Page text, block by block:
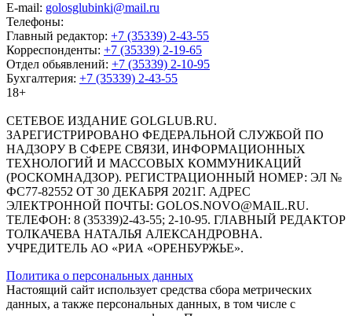
E-mail: golosglubinki@mail.ru
Телефоны:
Главный редактор: +7 (35339) 2-43-55
Корреспонденты: +7 (35339) 2-19-65
Отдел обьявлений: +7 (35339) 2-10-95
Бухгалтерия: +7 (35339) 2-43-55
18+
СЕТЕВОЕ ИЗДАНИЕ GOLGLUB.RU.
ЗАРЕГИСТРИРОВАНО ФЕДЕРАЛЬНОЙ СЛУЖБОЙ ПО
НАДЗОРУ В СФЕРЕ СВЯЗИ, ИНФОРМАЦИОННЫХ
ТЕХНОЛОГИЙ И МАССОВЫХ КОММУНИКАЦИЙ
(РОСКОМНАДЗОР). РЕГИСТРАЦИОННЫЙ НОМЕР: ЭЛ №
ФС77-82552 ОТ 30 ДЕКАБРЯ 2021Г. АДРЕС
ЭЛЕКТРОННОЙ ПОЧТЫ: GOLOS.NOVO@MAIL.RU.
ТЕЛЕФОН: 8 (35339)2-43-55; 2-10-95. ГЛАВНЫЙ РЕДАКТОР
ТОЛКАЧЕВА НАТАЛЬЯ АЛЕКСАНДРОВНА.
УЧРЕДИТЕЛЬ АО «РИА «ОРЕНБУРЖЬЕ».
Политика о персональных данных
Настоящий сайт использует средства сбора метрических
данных, а также персональных данных, в том числе с